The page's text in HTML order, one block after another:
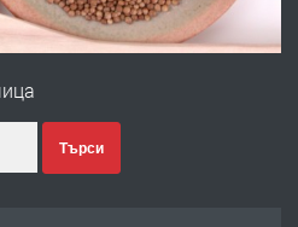
"По стъпките на Ангел
Търси